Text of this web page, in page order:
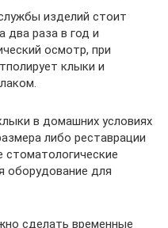
изделий стоит
два раза в год и
осмотр, при
клыки и
в домашних условиях
либо реставрации
оборудование для
сделать временные